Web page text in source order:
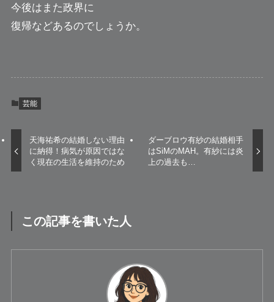
今後はまた政界に
復帰などあるのでしょうか。
芸能
天海祐希の結婚しない理由
に納得！病気が原因ではな
く現在の生活を維持のため
ダーブロウ有紗の結婚相手
はSiMのMAH。有紗には炎
上の過去も…
この記事を書いた人